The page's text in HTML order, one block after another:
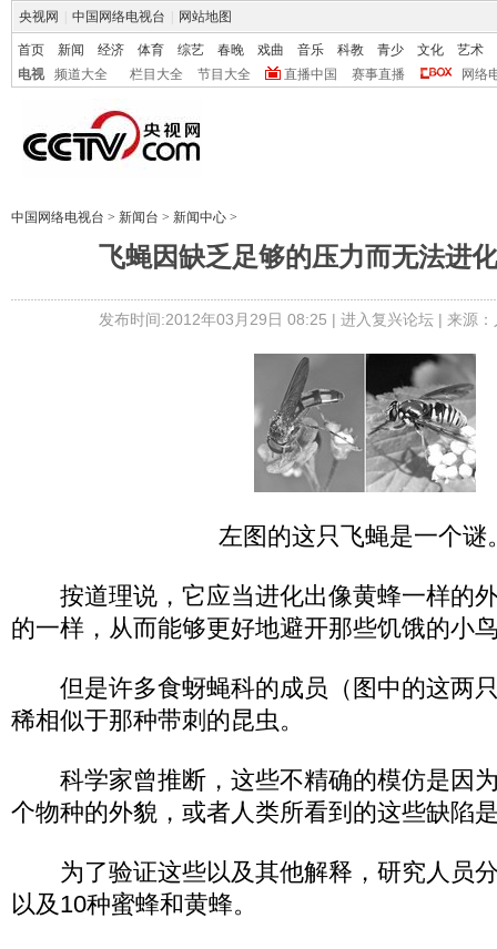
央视网 中国网络电视台 网站地图
首页 新闻 经济 体育 综艺 春晚 戏曲 音乐 科教 青少 文化
艺术
电视
频道大全 栏目大全 节目大全 直播中国 赛事直播 网络
中国网络电视台 > 新闻台 > 新闻中心 >
飞蝇因缺乏足够的压力而无法进
发布时间:2012年03月29日 08:25 | 进入复兴论坛| 来源
左图的这只飞蝇是一个谜
按道理说，它应当进化出像黄蜂一样的
的一样，从而能够更好地避开那些饥饿的小
但是许多食蚜蝇科的成员（图中的这两
稀相似于那种带刺的昆虫。
科学家曾推断，这些不精确的模仿是因
个物种的外貌，或者人类所看到的这些缺陷
为了验证这些以及其他解释，研究人员
以及10种蜜蜂和黄蜂。